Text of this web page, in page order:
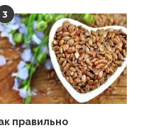
3
правильно